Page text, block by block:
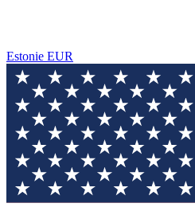
Estonie EUR